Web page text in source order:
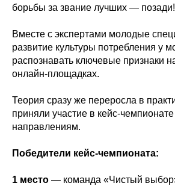
борьбы за звание лучших — позади!
Вместе с экспертами молодые
развитие культуры потребления у
распознавать ключевые признаки
онлайн-площадках.
Теория сразу же переросла в
приняли участие в кейс-
направлениям.
Победители кейс-чемпионата:
1 место — команда «Чистый